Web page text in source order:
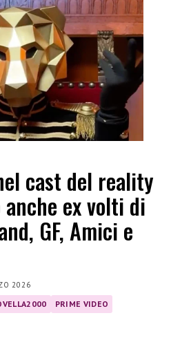
cast del reality
ex volti di
GF, Amici e
2026
PRIME VIDEO